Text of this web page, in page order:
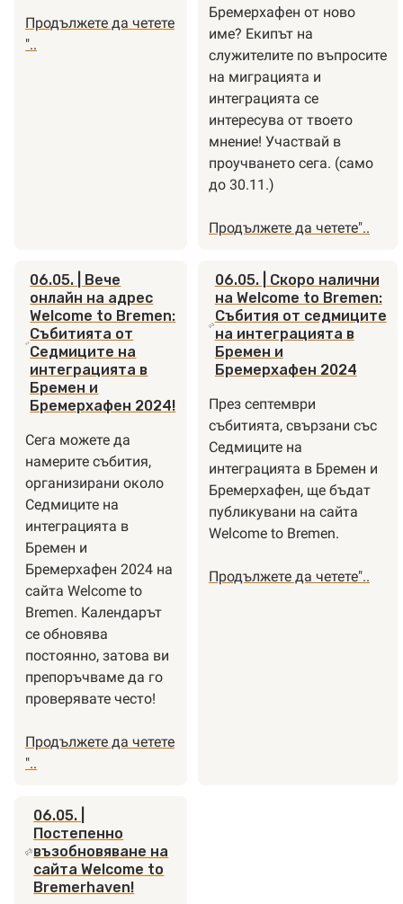
Продължете да четете
"Знаеш
"..
Бремерхафен от ново
име? Екипът на
служителите по въпросите
на миграцията и
интеграцията се
интересува от твоето
мнение! Участвай в
проучването сега. (само
до 30.11.)
Продължете да четете
за
и
"..
06.05. | Вече
онлайн на адрес
Welcome to Bremen:
Събитията от
Седмиците на
интеграцията в
Бремен и
Бремерхафен 2024!
Сега можете да
намерите събития,
организирани около
Седмиците на
интеграцията в
Бремен и
Бремерхафен 2024 на
сайта Welcome to
Bremen. Календарът
се обновява
постоянно, затова ви
препоръчваме да го
проверявате често!
Продължете да четете
"Вече
на
адрес
Welcome
to
Bremen:
"..
06.05.| Скоро налични
на Welcome to Bremen:
Събития от седмиците
на интеграцията в
Бремен и
Бремерхафен 2024
През септември
събитията, свързани със
Седмиците на
интеграцията в Бремен и
Бремерхафен, ще бъдат
публикувани на сайта
Welcome to Bremen.
Продължете да четете"Скоро
"..
06.05.
Постепенно
възобновяване на
сайта Welcome to
Bremerhaven!